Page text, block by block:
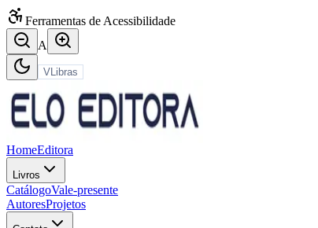
Ferramentas de Acessibilidade
A
VLibras
HomeEditora
Livros
CatálogoVale-presente
AutoresProjetos